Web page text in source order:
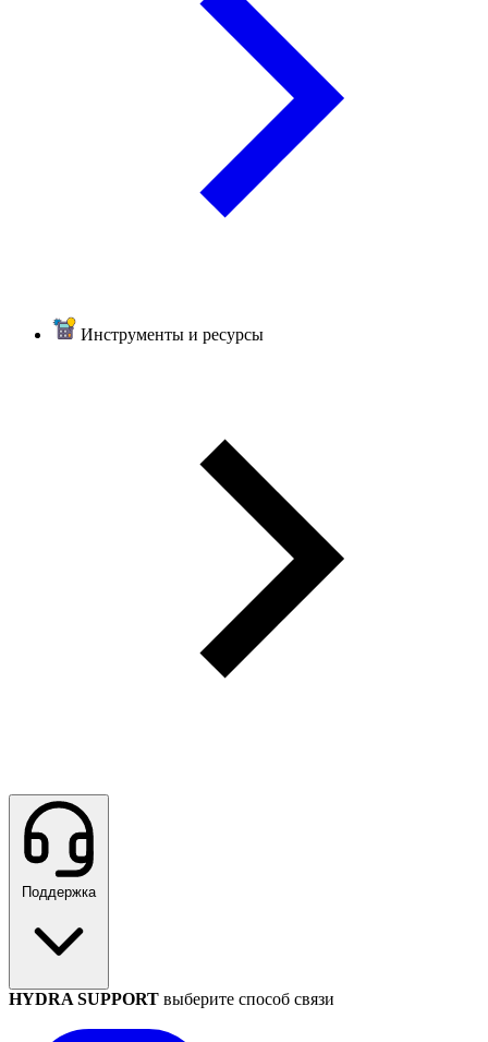
Инструменты и ресурсы
Поддержка
HYDRA SUPPORT выберите способ связи